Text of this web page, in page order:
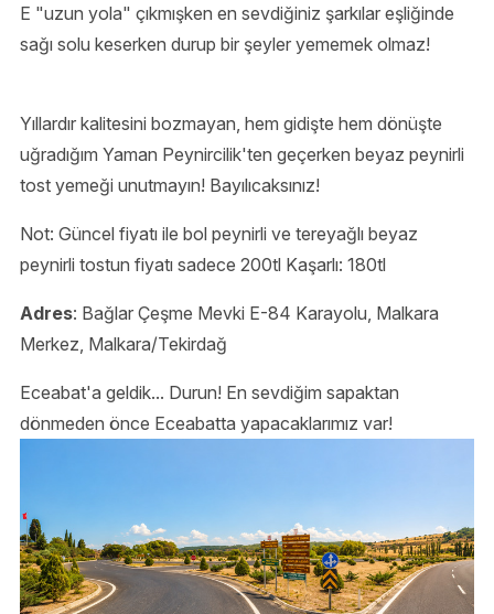
E "uzun yola" çıkmışken en sevdiğiniz şarkılar eşliğinde
sağı solu keserken durup bir şeyler yememek olmaz!
Yıllardır kalitesini bozmayan, hem gidişte hem dönüşte
uğradığım Yaman Peynircilik'ten geçerken beyaz peynirli
tost yemeği unutmayın! Bayılıcaksınız!
Not: Güncel fiyatı ile bol peynirli ve tereyağlı beyaz
peynirli tostun fiyatı sadece 200tl Kaşarlı: 180tl
Adres: Bağlar Çeşme Mevki E-84 Karayolu, Malkara
Merkez, Malkara/Tekirdağ
Eceabat'a geldik... Durun! En sevdiğim sapaktan
dönmeden önce Eceabatta yapacaklarımız var!